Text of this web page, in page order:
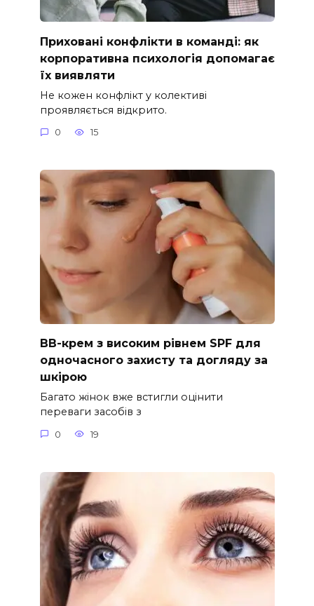
Приховані конфлікти в команді: як
корпоративна психологія допомагає
їх виявляти
Не кожен конфлікт у колективі
проявляється відкрито.
0 15
ВВ-крем з високим рівнем SPF для
одночасного захисту та догляду за
шкірою
Багато жінок вже встигли оцінити
переваги засобів з
0 19